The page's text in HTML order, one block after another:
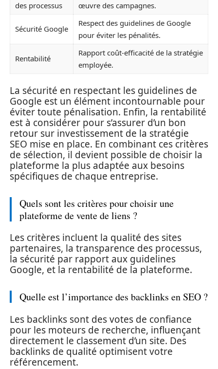
des processus
œuvre des campagnes.
Sécurité Google
Respect des guidelines de Google
pour éviter les pénalités.
Rentabilité
Rapport coût-efficacité de la stratégie
employée.
La sécurité en respectant les guidelines de
Google est un élément incontournable pour
éviter toute pénalisation. Enfin, la rentabilité
est à considérer pour s’assurer d’un bon
retour sur investissement de la stratégie
SEO mise en place. En combinant ces critères
de sélection, il devient possible de choisir la
plateforme la plus adaptée aux besoins
spécifiques de chaque entreprise.
Quels sont les critères pour choisir une
plateforme de vente de liens ?
Les critères incluent la qualité des sites
partenaires, la transparence des processus,
la sécurité par rapport aux guidelines
Google, et la rentabilité de la plateforme.
Quelle est l’importance des backlinks en SEO ?
Les backlinks sont des votes de confiance
pour les moteurs de recherche, influençant
directement le classement d’un site. Des
backlinks de qualité optimisent votre
référencement.